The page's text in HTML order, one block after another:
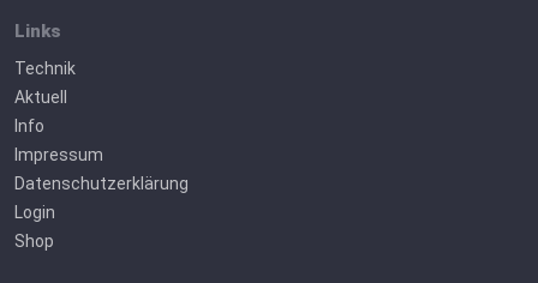
Links
Technik
Aktuell
Info
Impressum
Datenschutzerklärung
Login
Shop